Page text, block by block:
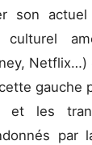
son
culturel
Netflix…)
gauche
et les
par